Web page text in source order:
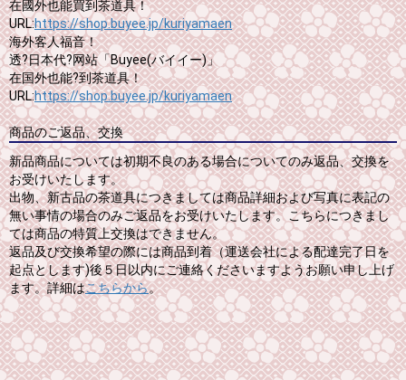
在國外也能買到茶道具！
URL:https://shop.buyee.jp/kuriyamaen
海外客人福音！
透?日本代?网站「Buyee(バイイー)」
在国外也能?到茶道具！
URL:https://shop.buyee.jp/kuriyamaen
商品のご返品、交換
新品商品については初期不良のある場合についてのみ返品、交換を
お受けいたします。
出物、新古品の茶道具につきましては商品詳細および写真に表記の
無い事情の場合のみご返品をお受けいたします。こちらにつきまし
ては商品の特質上交換はできません。
返品及び交換希望の際には商品到着（運送会社による配達完了日を
起点とします)後５日以内にご連絡くださいますようお願い申し上げ
ます。詳細はこちらから。